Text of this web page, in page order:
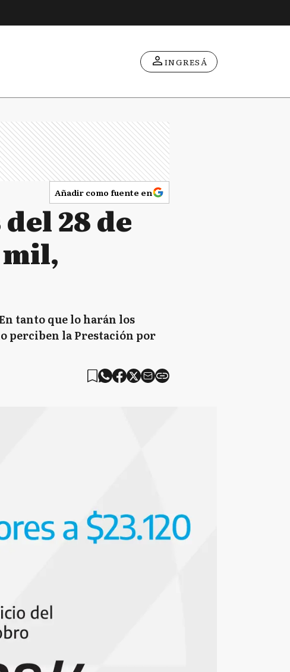
INGRESÁ
Añadir como fuente en
28 de
tanto que lo harán los
perciben la Prestación por